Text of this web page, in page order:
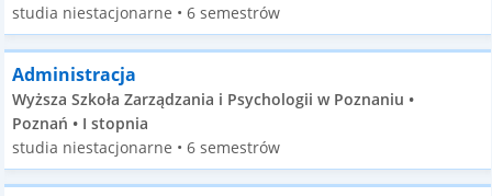
studia niestacjonarne • 6 semestrów
Administracja
Wyższa Szkoła Zarządzania i Psychologii w Poznaniu •
Poznań • I stopnia
studia niestacjonarne • 6 semestrów